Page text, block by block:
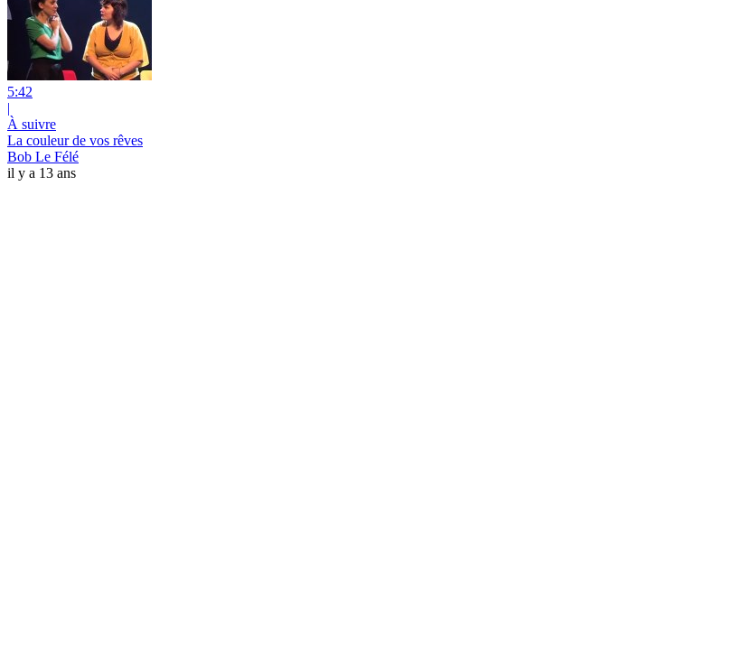
5:42
|
À suivre
La couleur de vos rêves
Bob Le Félé
il y a 13 ans